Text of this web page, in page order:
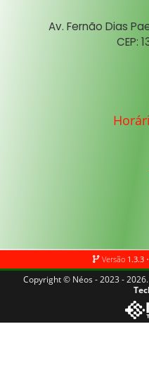
Av. Fernão Dias
CEP:
Versão 1.3.3
Copyright © Néos - 2023 -